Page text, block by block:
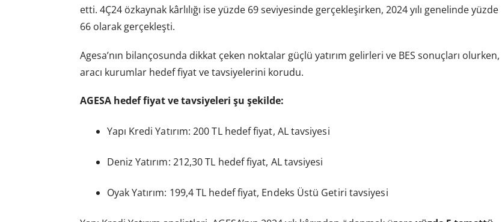
etti. 4Ç24 özkaynak kârlılığı ise yüzde 69 seviyesinde gerçekleşirken, 2024 yılı genelinde yüzde
66 olarak gerçekleşti.
Agesa’nın bilançosunda dikkat çeken noktalar güçlü yatırım gelirleri ve BES sonuçları olurken,
aracı kurumlar hedef fiyat ve tavsiyelerini korudu.
AGESA hedef fiyat ve tavsiyeleri şu şekilde:
Yapı Kredi Yatırım: 200 TL hedef fiyat, AL tavsiyesi
Deniz Yatırım: 212,30 TL hedef fiyat, AL tavsiyesi
Oyak Yatırım: 199,4 TL hedef fiyat, Endeks Üstü Getiri tavsiyesi